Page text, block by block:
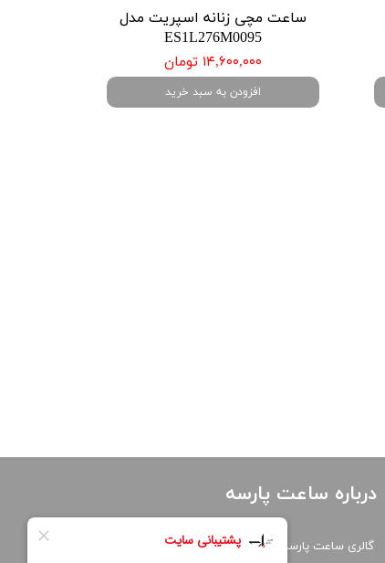
ساعت مچی زنانه اسپریت مدل
ES1L276M0095
۱۴,۶۰۰,۰۰۰ تومان
افزودن به سبد خرید
درباره ساعت پارسه
گالری ساعت پارسه